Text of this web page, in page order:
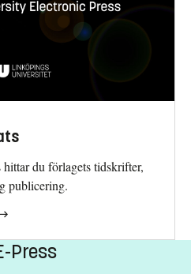
du förlagets tidskrifter,
publicering.
Press